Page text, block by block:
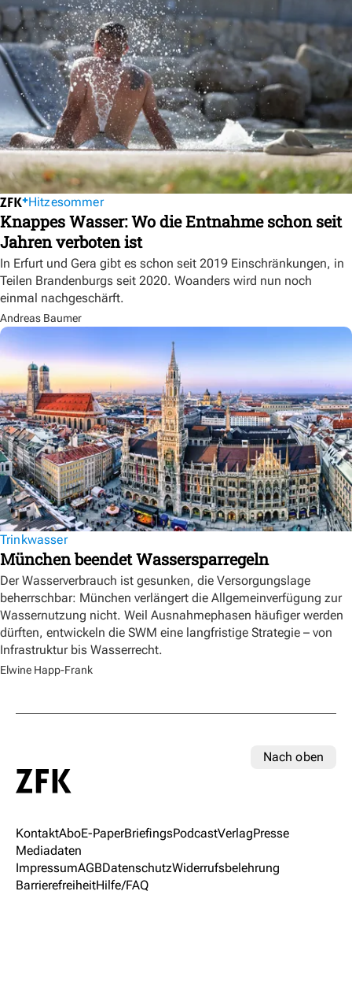
Hitzesommer
Knappes Wasser: Wo die Entnahme schon seit
Jahren verboten ist
In Erfurt und Gera gibt es schon seit 2019 Einschränkungen, in
Teilen Brandenburgs seit 2020. Woanders wird nun noch
einmal nachgeschärft.
Andreas Baumer
Trinkwasser
München beendet Wassersparregeln
Der Wasserverbrauch ist gesunken, die Versorgungslage
beherrschbar: München verlängert die Allgemeinverfügung zur
Wassernutzung nicht. Weil Ausnahmephasen häufiger werden
dürften, entwickeln die SWM eine langfristige Strategie – von
Infrastruktur bis Wasserrecht.
Elwine Happ-Frank
Nach oben
KontaktAboE-PaperBriefingsPodcastVerlagPresse
Mediadaten
ImpressumAGBDatenschutzWiderrufsbelehrung
BarrierefreiheitHilfe/FAQ